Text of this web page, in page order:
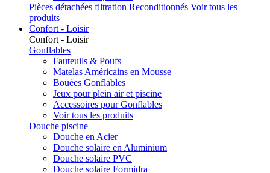
Pièces détachées filtration Reconditionnés Voir tous les
produits
Confort - Loisir
Confort - Loisir
Gonflables
Fauteuils & Poufs
Matelas Américains en Mousse
Bouées Gonflables
Jeux pour plein air et piscine
Accessoires pour Gonflables
Voir tous les produits
Douche piscine
Douche en Acier
Douche solaire en Aluminium
Douche solaire PVC
Douche solaire Formidra